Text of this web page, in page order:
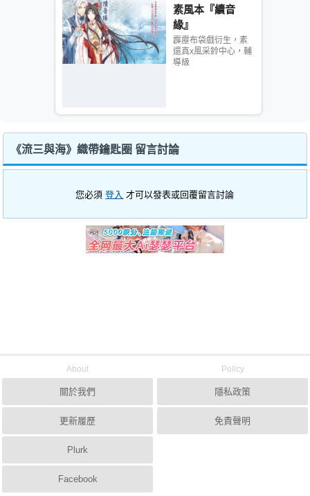
素風本『續音
緣』
霹靂布袋戲衍生，素
還真x風采鈴中心，輔
導級
《流三與海》織帶鑰匙圈 留言討論
您必須登入 才可以發表或回覆留言討論
About
關於我們
更新履歷
Plurk
Facebook
Policy
隱私政策
免責聲明